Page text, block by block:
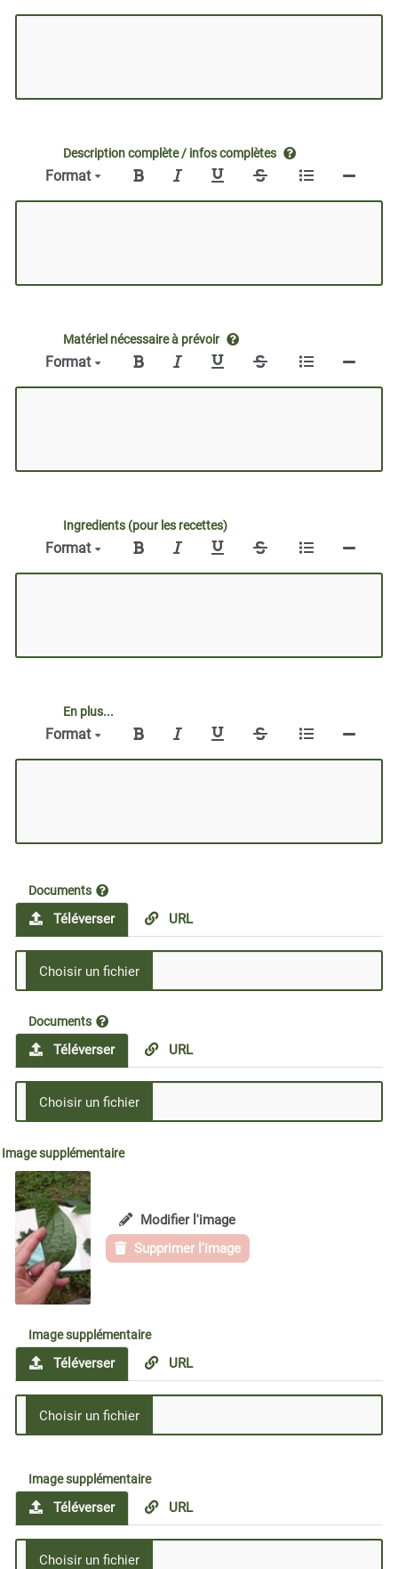
Description complète / infos complètes
Format
Matériel nécessaire à prévoir
Format
Ingredients (pour les recettes)
Format
En plus...
Format
Documents
Téléverser URL
Documents
Téléverser URL
Image supplémentaire
Modifier l'image
Supprimer l'image
Image supplémentaire
Téléverser URL
Image supplémentaire
Téléverser URL